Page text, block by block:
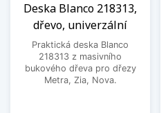
Deska Blanco 218313,
dřevo, univerzální
Praktická deska Blanco
218313 z masivního
bukového dřeva pro dřezy
Metra, Zia, Nova.